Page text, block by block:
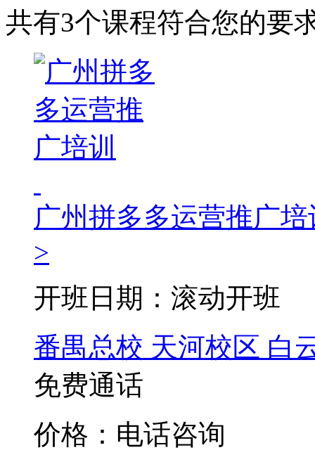
共有3个课程符合您的要
广州拼多多运营推广培
>
开班日期：滚动开班
番禺总校 天河校区 白
免费通话
价格：电话咨询